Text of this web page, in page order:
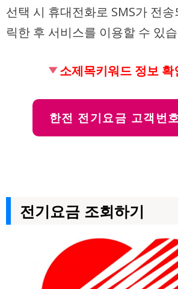
선택 시 휴대전화로 SMS가 전
릭한 후 서비스를 이용할 수 있
소제목키워드 정보 확
한전 전기요금 고객번
전기요금 조회하기